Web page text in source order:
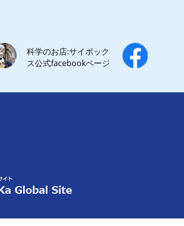
科学のお店:サイボック
ス公式facebookページ